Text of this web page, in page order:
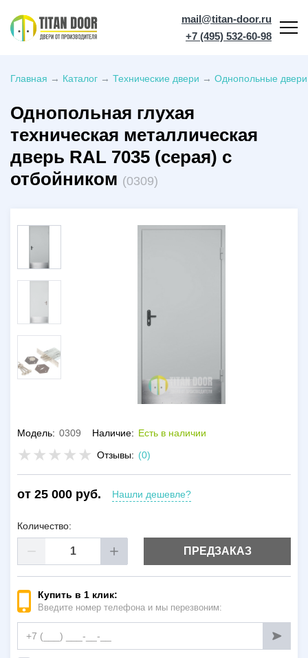
mail@titan-door.ru
+7 (495) 532-60-98
Главная → Каталог → Технические двери → Однопольные двери
Однопольная глухая
техническая металлическая
дверь RAL 7035 (серая) с
отбойником (0309)
Модель: 0309 Наличие: Есть в наличии
Отзывы: (0)
от 25 000 руб. Нашли дешевле?
Количество:
ПРЕДЗАКАЗ
Купить в 1 клик:
Введите номер телефона и мы перезвоним: